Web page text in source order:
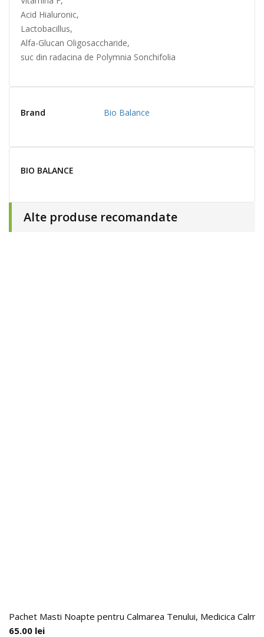
Acid Hialuronic,
Lactobacillus,
Alfa-Glucan Oligosaccharide,
suc din radacina de Polymnia Sonchifolia
Brand Bio Balance
BIO BALANCE
Alte produse recomandate
Pachet Masti Noapte pentru Calmarea Tenului, Medicica
65.00 lei